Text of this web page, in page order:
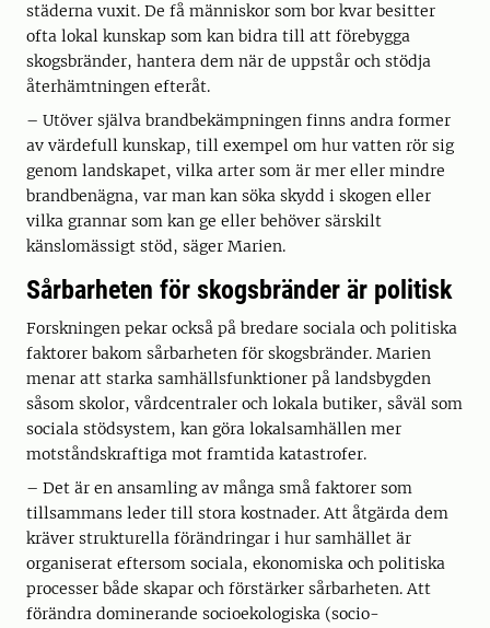
städerna vuxit. De få människor som bor kvar besitter
ofta lokal kunskap som kan bidra till att förebygga
skogsbränder, hantera dem när de uppstår och stödja
återhämtningen efteråt.
– Utöver själva brandbekämpningen finns andra former
av värdefull kunskap, till exempel om hur vatten rör sig
genom landskapet, vilka arter som är mer eller mindre
brandbenägna, var man kan söka skydd i skogen eller
vilka grannar som kan ge eller behöver särskilt
känslomässigt stöd, säger Marien.
Sårbarheten för skogsbränder är politisk
Forskningen pekar också på bredare sociala och politiska
faktorer bakom sårbarheten för skogsbränder. Marien
menar att starka samhällsfunktioner på landsbygden
såsom skolor, vårdcentraler och lokala butiker, såväl som
sociala stödsystem, kan göra lokalsamhällen mer
motståndskraftiga mot framtida katastrofer.
– Det är en ansamling av många små faktorer som
tillsammans leder till stora kostnader. Att åtgärda dem
kräver strukturella förändringar i hur samhället är
organiserat eftersom sociala, ekonomiska och politiska
processer både skapar och förstärker sårbarheten. Att
förändra dominerande socioekologiska (socio-